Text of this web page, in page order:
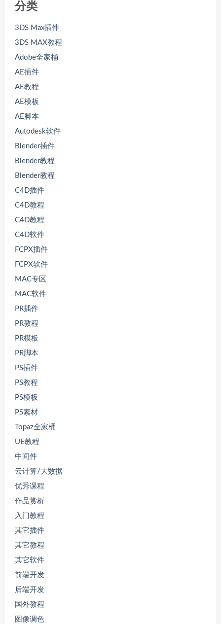
分类
3DS Max插件
3DS MAX教程
Adobe全家桶
AE插件
AE教程
AE模板
AE脚本
Autodesk软件
Blender插件
Blender教程
Blender教程
C4D插件
C4D教程
C4D教程
C4D软件
FCPX插件
FCPX软件
MAC专区
MAC软件
PR插件
PR教程
PR模板
PR脚本
PS插件
PS教程
PS模板
PS素材
Topaz全家桶
UE教程
中间件
云计算/大数据
优秀课程
作品赏析
入门教程
其它插件
其它教程
其它软件
前端开发
后端开发
国外教程
图像调色